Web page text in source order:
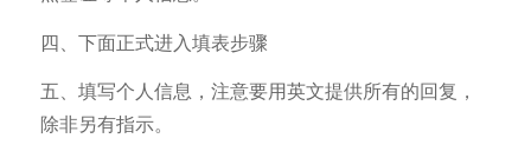
四、下面正式进入填表步骤
五、填写个人信息，注意要用英文提供所有的回复，
除非另有指示。